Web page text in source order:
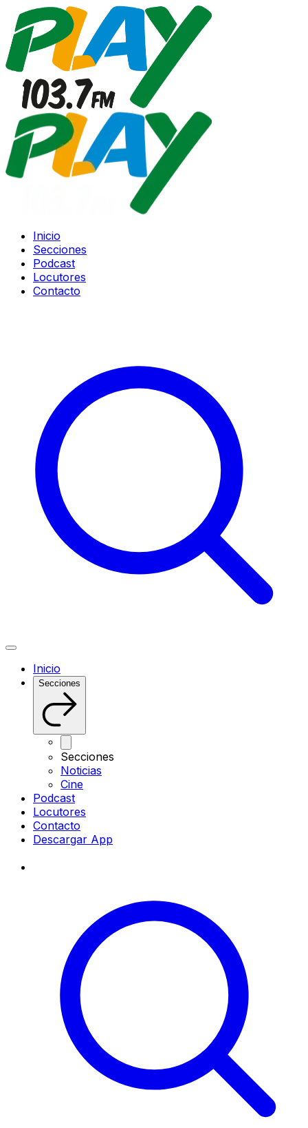
Inicio
Secciones
Podcast
Locutores
Contacto
Inicio
Secciones
Secciones
Noticias
Cine
Podcast
Locutores
Contacto
Descargar App